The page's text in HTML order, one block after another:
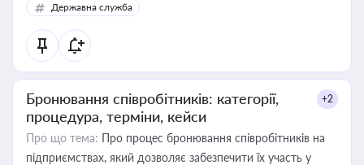
Державна служба
Бронювання співробітників: категорії,
процедура, терміни, кейси
+2
Про що тема: Про процес бронювання співробітників на
підприємствах, який дозволяє забезпечити їх участь у